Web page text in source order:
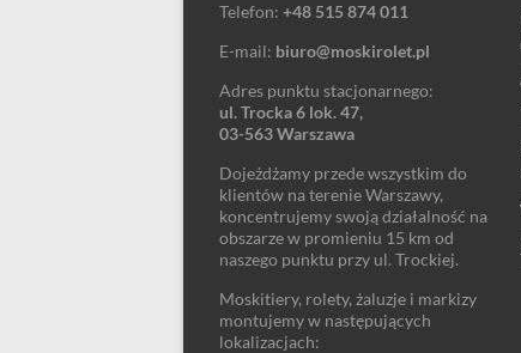
Telefon: +48 515 874 011
E-mail: biuro@moskirolet.pl
Adres punktu stacjonarnego:
ul. Trocka 6 lok. 47,
03-563 Warszawa
Dojeżdżamy przede wszystkim do
klientów na terenie Warszawy,
koncentrujemy swoją działalność na
obszarze w promieniu 15 km od
naszego punktu przy ul. Trockiej.
Moskitiery, rolety, żaluzje i markizy
montujemy w następujących
lokalizacjach: